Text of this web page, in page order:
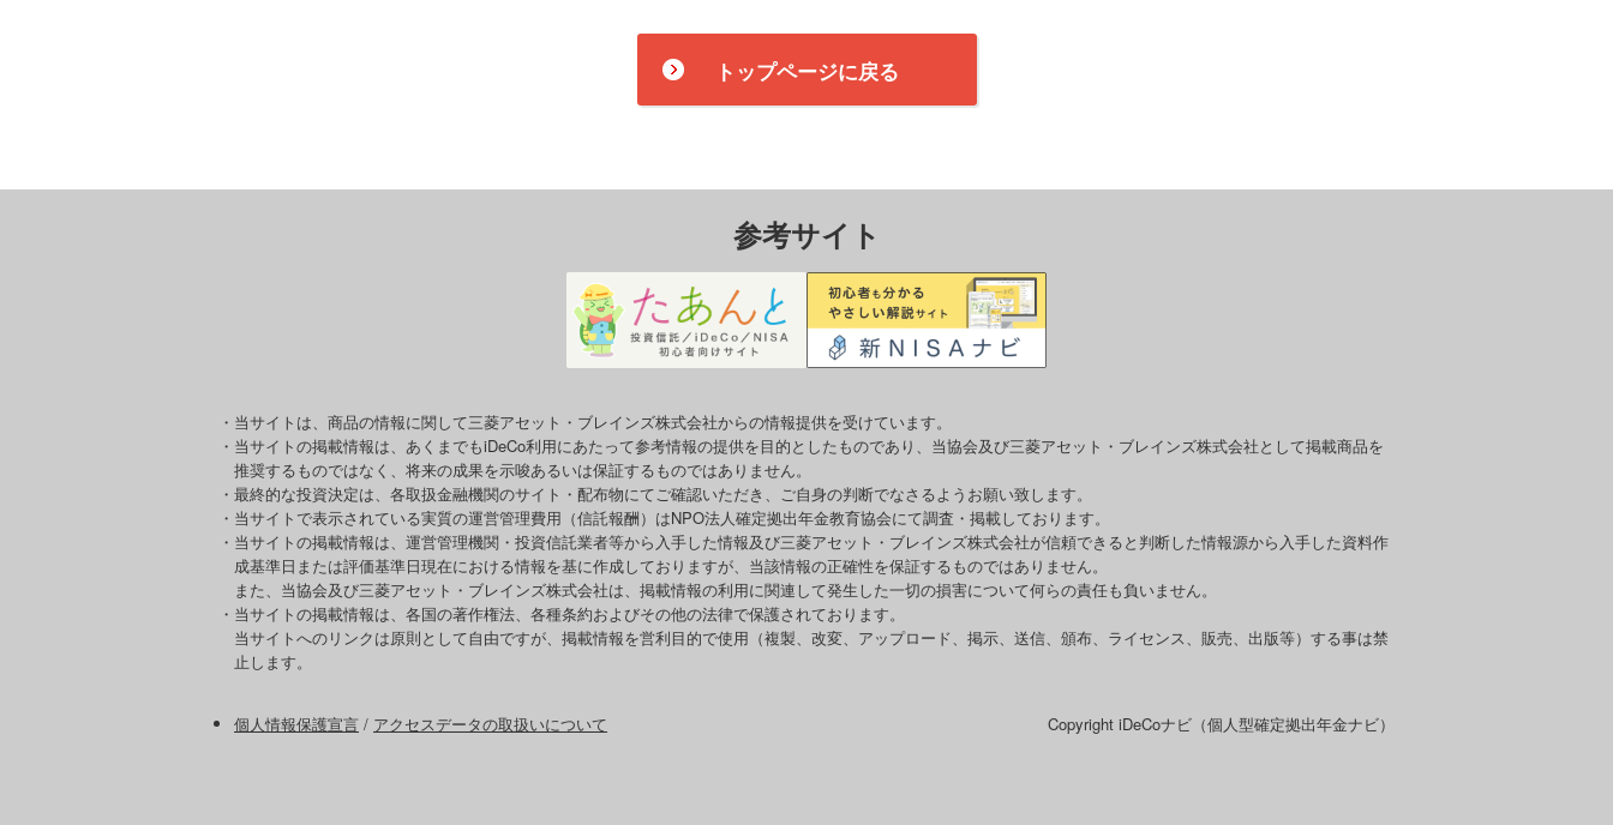
トップページに戻る
参考サイト
・当サイトは、商品の情報に関して三菱アセット・ブレインズ株式会社からの情報提供を受けています。
・当サイトの掲載情報は、あくまでもiDeCo利用にあたって参考情報の提供を目的としたものであり、当協会及び三菱アセット・ブレインズ株式会社として掲載商品を
推奨するものではなく、将来の成果を示唆あるいは保証するものではありません。
・最終的な投資決定は、各取扱金融機関のサイト・配布物にてご確認いただき、ご自身の判断でなさるようお願い致します。
・当サイトで表示されている実質の運営管理費用（信託報酬）はNPO法人確定拠出年金教育協会にて調査・掲載しております。
・当サイトの掲載情報は、運営管理機関・投資信託業者等から入手した情報及び三菱アセット・ブレインズ株式会社が信頼できると判断した情報源から入手した資料作
成基準日または評価基準日現在における情報を基に作成しておりますが、当該情報の正確性を保証するものではありません。
また、当協会及び三菱アセット・ブレインズ株式会社は、掲載情報の利用に関連して発生した一切の損害について何らの責任も負いません。
・当サイトの掲載情報は、各国の著作権法、各種条約およびその他の法律で保護されております。
当サイトへのリンクは原則として自由ですが、掲載情報を営利目的で使用（複製、改変、アップロード、掲示、送信、頒布、ライセンス、販売、出版等）する事は禁
止します。
個人情報保護宣言 / アクセスデータの取扱いについて Copyright iDeCoナビ（個人型確定拠出年金ナビ）